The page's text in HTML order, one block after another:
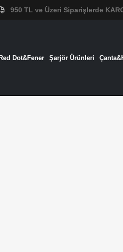
950 TL ve Üzeri Siparişlerde
Dot&Fener Şarjör Ürünleri